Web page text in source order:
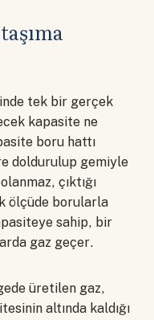
tek bir gerçek
kapasite ne
boru hattı
doldurulup gemiyle
çıktığı
ölçüde borularla
sahip, bir
gaz geçer.
üretilen gaz,
altında kaldığı